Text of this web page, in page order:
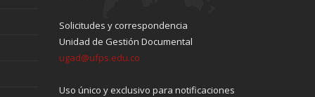
Solicitudes y correspondencia
Unidad de Gestión Documental
ugad@ufps.edu.co
Uso único y exclusivo para notificaciones